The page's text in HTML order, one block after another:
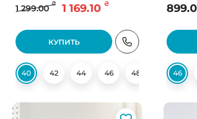
58 60
1 299.00 ₴ 1 169.10 ₴
КУПИТЬ
40 42 44 46 48 50 52
46